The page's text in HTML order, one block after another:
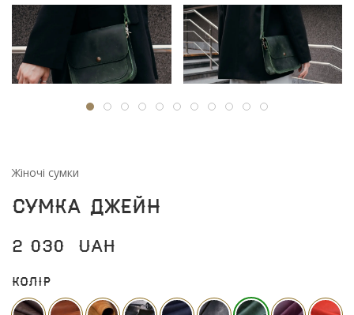
Жіночі сумки
Сумка Джейн
2 030 UAH
Колір